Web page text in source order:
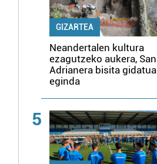
GIZARTEA
Neandertalen kultura
ezagutzeko aukera, San
Adrianera bisita gidatua
eginda
5